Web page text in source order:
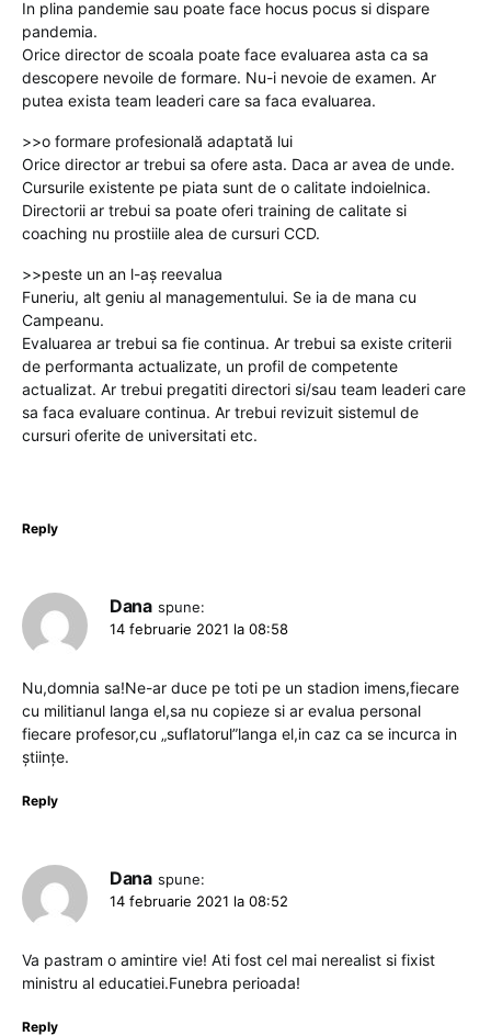
In plina pandemie sau poate face hocus pocus si dispare
pandemia.
Orice director de scoala poate face evaluarea asta ca sa
descopere nevoile de formare. Nu-i nevoie de examen. Ar
putea exista team leaderi care sa faca evaluarea.
>>o formare profesională adaptată lui
Orice director ar trebui sa ofere asta. Daca ar avea de unde.
Cursurile existente pe piata sunt de o calitate indoielnica.
Directorii ar trebui sa poate oferi training de calitate si
coaching nu prostiile alea de cursuri CCD.
>>peste un an l-aș reevalua
Funeriu, alt geniu al managementului. Se ia de mana cu
Campeanu.
Evaluarea ar trebui sa fie continua. Ar trebui sa existe criterii
de performanta actualizate, un profil de competente
actualizat. Ar trebui pregatiti directori si/sau team leaderi care
sa faca evaluare continua. Ar trebui revizuit sistemul de
cursuri oferite de universitati etc.
Reply
Dana spune:
14 februarie 2021 la 08:58
Nu,domnia sa!Ne-ar duce pe toti pe un stadion imens,fiecare
cu militianul langa el,sa nu copieze si ar evalua personal
fiecare profesor,cu „suflatorul”langa el,in caz ca se incurca in
științe.
Reply
Dana spune:
14 februarie 2021 la 08:52
Va pastram o amintire vie! Ati fost cel mai nerealist si fixist
ministru al educatiei.Funebra perioada!
Reply